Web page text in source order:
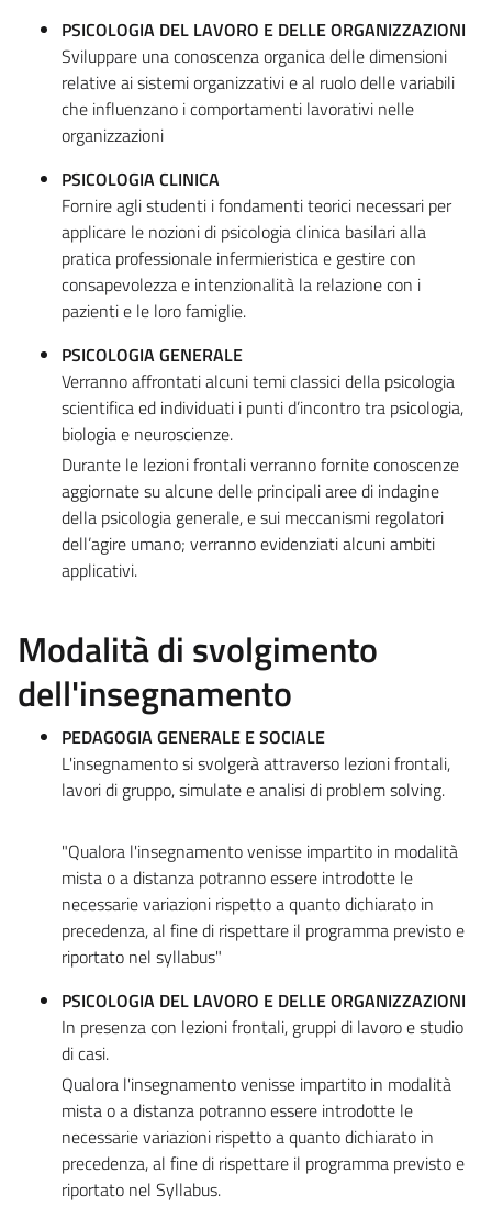
PSICOLOGIA DEL LAVORO E DELLE ORGANIZZAZIONI
Sviluppare una conoscenza organica delle dimensioni
relative ai sistemi organizzativi e al ruolo delle variabili
che influenzano i comportamenti lavorativi nelle
organizzazioni
PSICOLOGIA CLINICA
Fornire agli studenti i fondamenti teorici necessari per
applicare le nozioni di psicologia clinica basilari alla
pratica professionale infermieristica e gestire con
consapevolezza e intenzionalità la relazione con i
pazienti e le loro famiglie.
PSICOLOGIA GENERALE
Verranno affrontati alcuni temi classici della psicologia
scientifica ed individuati i punti d’incontro tra psicologia,
biologia e neuroscienze.
Durante le lezioni frontali verranno fornite conoscenze
aggiornate su alcune delle principali aree di indagine
della psicologia generale, e sui meccanismi regolatori
dell’agire umano; verranno evidenziati alcuni ambiti
applicativi.
Modalità di svolgimento
dell'insegnamento
PEDAGOGIA GENERALE E SOCIALE
L'insegnamento si svolgerà attraverso lezioni frontali,
lavori di gruppo, simulate e analisi di problem solving.
"Qualora l'insegnamento venisse impartito in modalità
mista o a distanza potranno essere introdotte le
necessarie variazioni rispetto a quanto dichiarato in
precedenza, al fine di rispettare il programma previsto e
riportato nel syllabus"
PSICOLOGIA DEL LAVORO E DELLE ORGANIZZAZIONI
In presenza con lezioni frontali, gruppi di lavoro e studio
di casi.
Qualora l'insegnamento venisse impartito in modalità
mista o a distanza potranno essere introdotte le
necessarie variazioni rispetto a quanto dichiarato in
precedenza, al fine di rispettare il programma previsto e
riportato nel Syllabus.